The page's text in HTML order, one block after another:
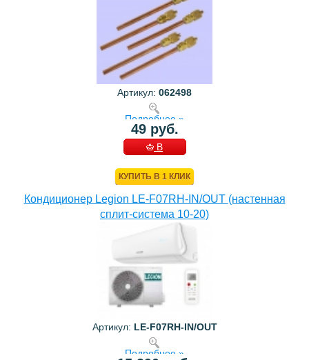
Артикул: 062498
Подробнее »
49 руб.
В
КУПИТЬ В 1 КЛИК
Кондиционер Legion LE-F07RH-IN/OUT (настенная
сплит-система 10-20)
Артикул: LE-F07RH-IN/OUT
Подробнее »